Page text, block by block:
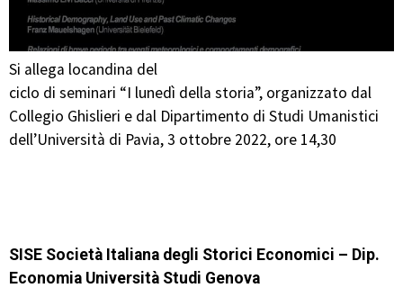
Si allega locandina del
ciclo di seminari “I lunedì della storia”, organizzato dal
Collegio Ghislieri e dal Dipartimento di Studi Umanistici
dell’Università di Pavia, 3 ottobre 2022, ore 14,30
SISE Società Italiana degli Storici Economici – Dip.
Economia Università Studi Genova